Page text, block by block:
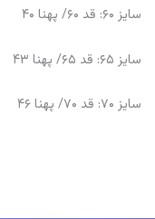
سایز ۶۰: قد ۶۰/ پهنا ۴۰
سایز ۶۵: قد ۶۵/ پهنا ۴۳
سایز ۷۰: قد ۷۰/ پهنا ۴۶